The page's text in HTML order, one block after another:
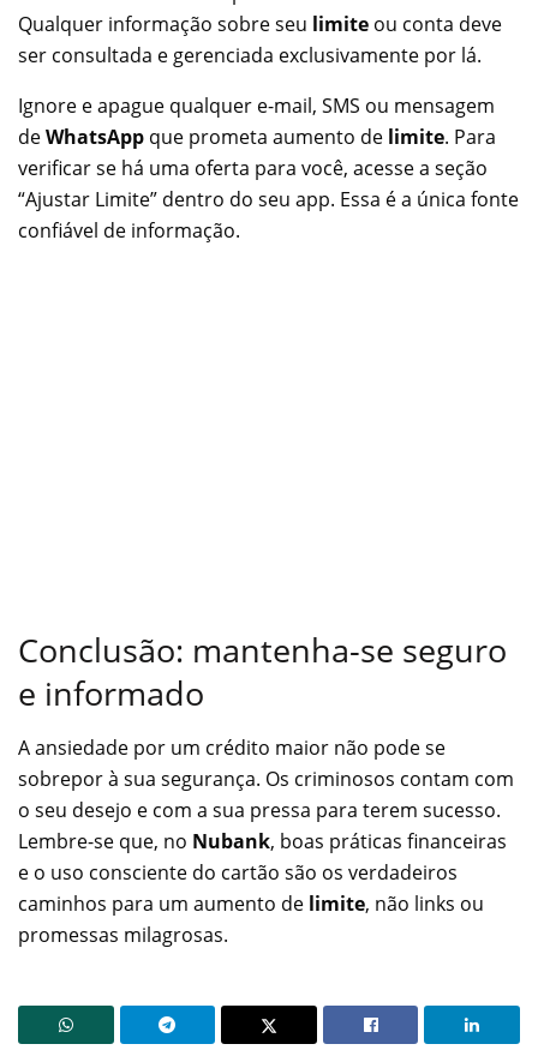
Qualquer informação sobre seu limite ou conta deve
ser consultada e gerenciada exclusivamente por lá.
Ignore e apague qualquer e-mail, SMS ou mensagem
deWhatsApp que prometa aumento de limite. Para
verificar se há uma oferta para você, acesse a seção
“Ajustar Limite” dentro do seu app. Essa é a única fonte
confiável de informação.
Conclusão: mantenha-se seguro
e informado
A ansiedade por um crédito maior não pode se
sobrepor à sua segurança. Os criminosos contam com
o seu desejo e com a sua pressa para terem sucesso.
Lembre-se que, no Nubank, boas práticas financeiras
e o uso consciente do cartão são os verdadeiros
caminhos para um aumento de limite, não links ou
promessas milagrosas.